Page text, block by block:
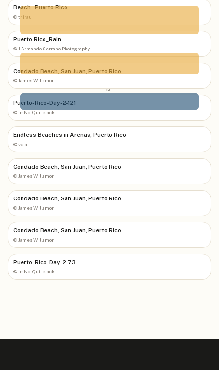
13°
Beach - Puerto Rico
©thirau
Puerto Rico_Rain
© J.Armando Serrano Photography
Condado Beach, San Juan, Puerto Rico
© James Willamor
Puerto-Rico-Day-2-121
© ImNotQuiteJack
Endless Beaches in Arenas, Puerto Rico
©vxla
Condado Beach, San Juan, Puerto Rico
© James Willamor
Condado Beach, San Juan, Puerto Rico
© James Willamor
Condado Beach, San Juan, Puerto Rico
© James Willamor
Puerto-Rico-Day-2-73
© ImNotQuiteJack